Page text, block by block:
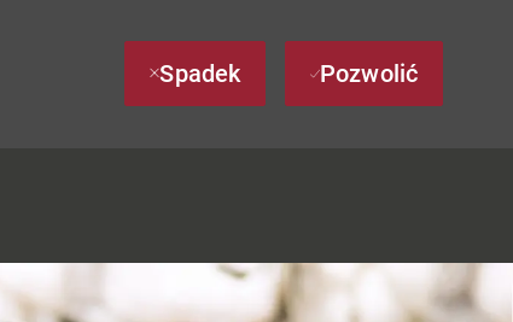
Spadek Pozwolić